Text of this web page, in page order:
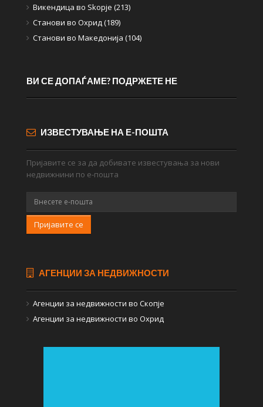
Викендица во Skopje (213)
Станови во Охрид (189)
Станови во Македонија (104)
ВИ СЕ ДОПАЃАМЕ? ПОДРЖЕТЕ НЕ
ИЗВЕСТУВАЊЕ НА Е-ПОШТА
Пријавите се за да добивате известувања за нови
недвижнини по е-пошта
Пријавите се
АГЕНЦИИ ЗА НЕДВИЖНОСТИ
Агенции за недвижности во Скопје
Агенции за недвижности во Охрид